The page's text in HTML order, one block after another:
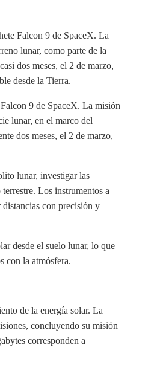
Falcon 9 de SpaceX. La
lunar, como parte de la
dos meses, el 2 de marzo,
desde la Tierra.
9 de SpaceX. La misión
lunar, en el marco del
dos meses, el 2 de marzo,
lunar, investigar las
Los instrumentos a
con precisión y
desde el suelo lunar, lo que
con la atmósfera.
de la energía solar. La
concluyendo su misión
corresponden a